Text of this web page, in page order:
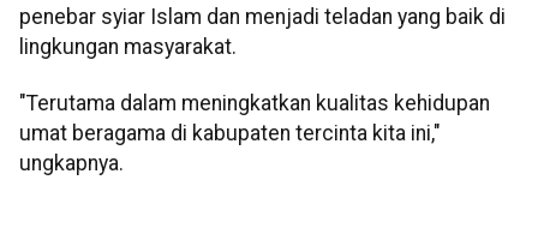
penebar syiar Islam dan menjadi teladan yang baik di
lingkungan masyarakat.
"Terutama dalam meningkatkan kualitas kehidupan
umat beragama di kabupaten tercinta kita ini,"
ungkapnya.